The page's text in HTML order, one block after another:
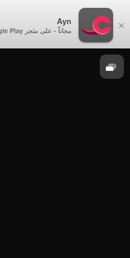
×
Ayn
مجاناً - على متجر Google Play
الصف الحادي عشر
الفيزياء